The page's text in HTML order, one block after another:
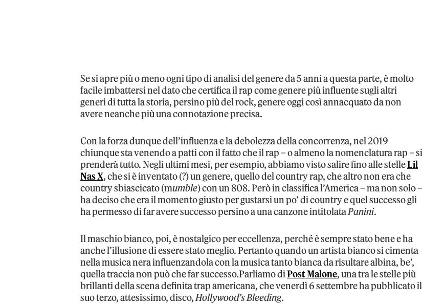
Se si apre più o meno ogni tipo di analisi del genere da 5 anni a questa parte, è molto
facile imbattersi nel dato che certifica il rap come genere più influente sugli altri
generi di tutta la storia, persino più del rock, genere oggi così annacquato da non
avere neanche più una connotazione precisa.
Con la forza dunque dell’influenza e la debolezza della concorrenza, nel 2019
chiunque sta venendo a patti con il fatto che il rap – o almeno la nomenclatura rap – si
prenderà tutto. Negli ultimi mesi, per esempio, abbiamo visto salire fino alle stelleLil
Nas X, che si è inventato (?) un genere, quello del country rap, che altro non era che
country sbiascicato (mumble) con un 808. Però in classifica l’America – ma non solo –
ha deciso che era il momento giusto per gustarsi un po’ di country e quel successo gli
ha permesso di far avere successo persino a una canzone intitolataPanini.
Il maschio bianco, poi, è nostalgico per eccellenza, perché è sempre stato bene e ha
anche l’illusione di essere stato meglio. Pertanto quando un artista bianco si cimenta
nella musica nera influenzandola con la musica tanto bianca da risultare albina, be’,
quella traccia non può che far successo.Parliamo diPost Malone, una tra le stelle più
brillanti della scena definita trap americana, che venerdì 6 settembre ha pubblicato il
suo terzo, attesissimo, disco,Hollywood’s Bleeding.